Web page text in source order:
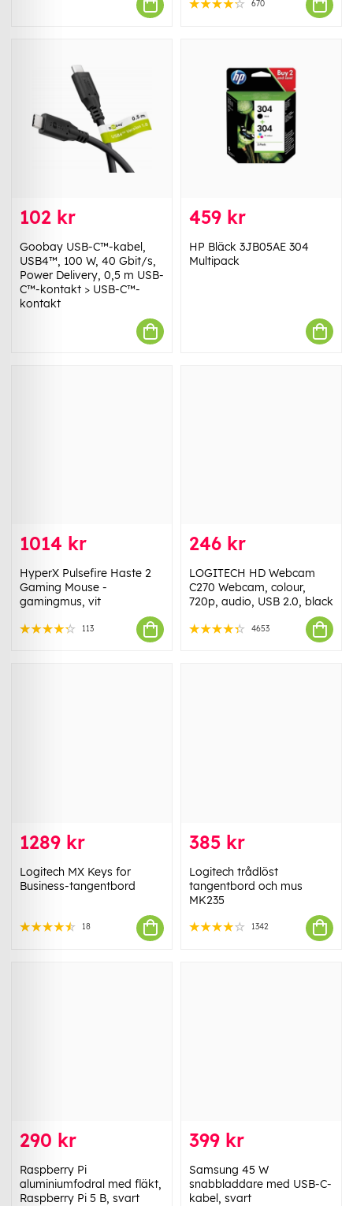
670
102 kr
Goobay USB-C™-kabel,
USB4™, 100 W, 40 Gbit/s,
Power Delivery, 0,5 m USB-
C™-kontakt > USB-C™-
kontakt
459 kr
HP Bläck 3JB05AE 304
Multipack
1014 kr
HyperX Pulsefire Haste 2
Gaming Mouse -
gamingmus, vit
113
246 kr
LOGITECH HD Webcam
C270 Webcam, colour,
720p, audio, USB 2.0, black
4653
1289 kr
Logitech MX Keys for
Business-tangentbord
18
385 kr
Logitech trådlöst
tangentbord och mus
MK235
1342
290 kr
Raspberry Pi
aluminiumfodral med fläkt,
Raspberry Pi 5 B, svart
399 kr
Samsung 45 W
snabbladdare med USB-C-
kabel, svart